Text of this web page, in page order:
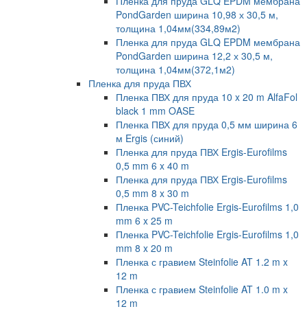
PondGarden ширина 10,98 х 30,5 м,
толщина 1,04мм(334,89м2)
Пленка для пруда GLQ EPDM мембрана
PondGarden ширина 12,2 х 30,5 м,
толщина 1,04мм(372,1м2)
Пленка для пруда ПВХ
Пленка ПВХ для пруда 10 x 20 m AlfaFol
black 1 mm OASE
Пленка ПВХ для пруда 0,5 мм ширина 6
м Ergis (синий)
Пленка для пруда ПВХ Ergis-Eurofilms
0,5 mm 6 x 40 m
Пленка для пруда ПВХ Ergis-Eurofilms
0,5 mm 8 x 30 m
Пленка PVC-Teichfolie Ergis-Eurofilms 1,0
mm 6 x 25 m
Пленка PVC-Teichfolie Ergis-Eurofilms 1,0
mm 8 x 20 m
Пленка с гравием Steinfolie AT 1.2 m x
12 m
Пленка с гравием Steinfolie AT 1.0 m x
12 m